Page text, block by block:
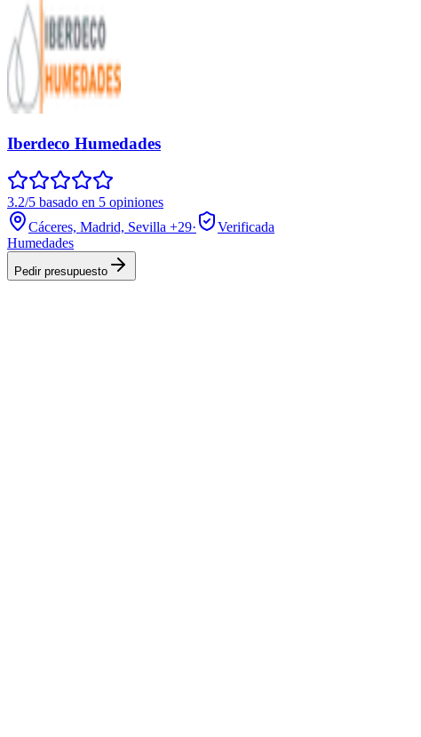
Iberdeco Humedades
3.2/5 basado en 5 opiniones
Cáceres, Madrid, Sevilla +29·
Verificada
Humedades
Pedir presupuesto